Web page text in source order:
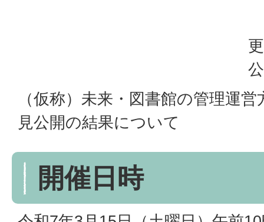
（仮称）未来・図書館の管理運
見公開の結果について
開催日時